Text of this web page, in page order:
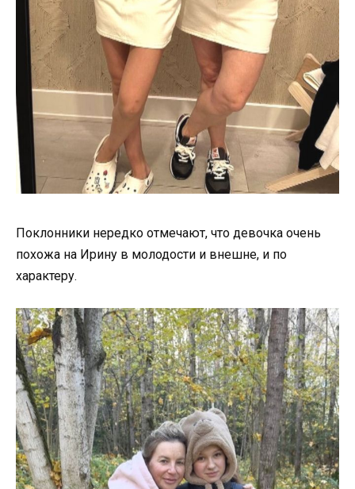
Поклонники нередко отмечают, что девочка очень
похожа на Ирину в молодости и внешне, и по
характеру.